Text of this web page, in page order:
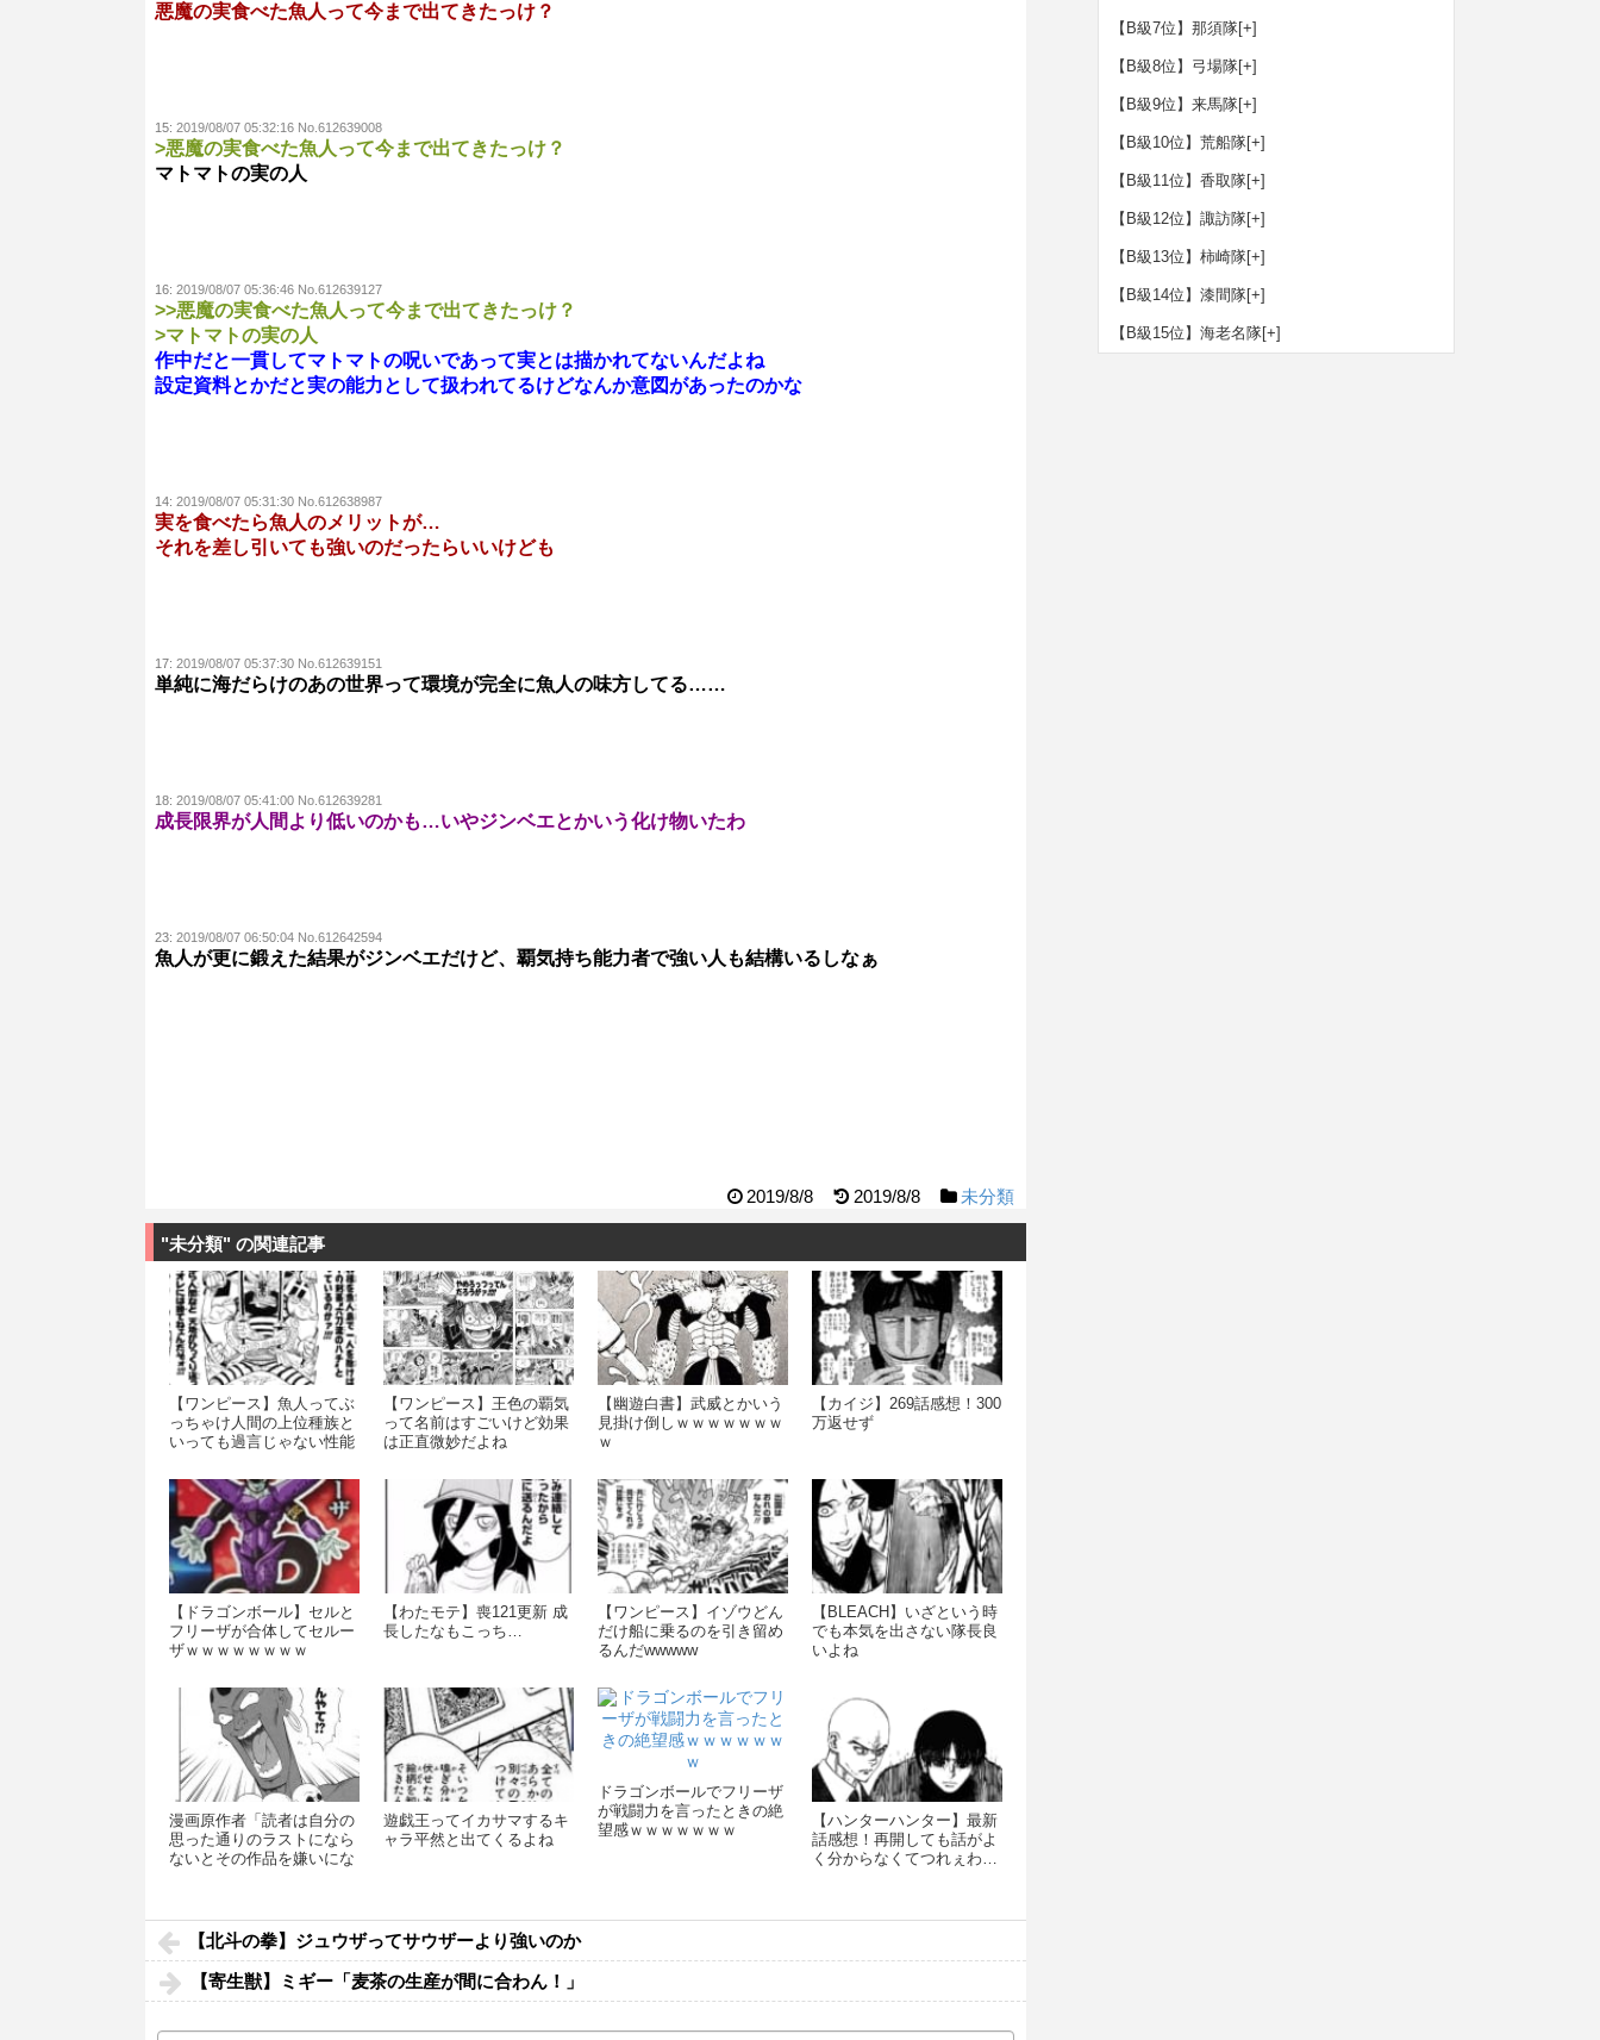
悪魔の実食べた魚人って今まで出てきたっけ？
15: 2019/08/07 05:32:16 No.612639008
>悪魔の実食べた魚人って今まで出てきたっけ？
マトマトの実の人
16: 2019/08/07 05:36:46 No.612639127
>>悪魔の実食べた魚人って今まで出てきたっけ？
>マトマトの実の人
作中だと一貫してマトマトの呪いであって実とは描かれてないんだよね
設定資料とかだと実の能力として扱われてるけどなんか意図があったのかな
14: 2019/08/07 05:31:30 No.612638987
実を食べたら魚人のメリットが…
それを差し引いても強いのだったらいいけども
17: 2019/08/07 05:37:30 No.612639151
単純に海だらけのあの世界って環境が完全に魚人の味方してる……
18: 2019/08/07 05:41:00 No.612639281
成長限界が人間より低いのかも…いやジンベエとかいう化け物いたわ
23: 2019/08/07 06:50:04 No.612642594
魚人が更に鍛えた結果がジンベエだけど、覇気持ち能力者で強い人も結構いるしなぁ
2019/8/8 2019/8/8 未分類
"未分類" の関連記事
【ワンピース】魚人ってぶ
っちゃけ人間の上位種族と
いっても過言じゃない性能
【ワンピース】王色の覇気
って名前はすごいけど効果
は正直微妙だよね
【幽遊白書】武威とかいう
見掛け倒しｗｗｗｗｗｗｗ
ｗ
【カイジ】269話感想！300
万返せず
【ドラゴンボール】セルと
フリーザが合体してセルー
ザｗｗｗｗｗｗｗｗ
【わたモテ】喪121更新 成
長したなもこっち…
【ワンピース】イゾウどん
だけ船に乗るのを引き留め
るんだwwwww
【BLEACH】いざという時
でも本気を出さない隊長良
いよね
漫画原作者「読者は自分の
思った通りのラストになら
ないとその作品を嫌いにな
遊戯王ってイカサマするキ
ャラ平然と出てくるよね
ドラゴンボールでフリーザ
が戦闘力を言ったときの絶
望感ｗｗｗｗｗｗｗ
【ハンターハンター】最新
話感想！再開しても話がよ
く分からなくてつれぇわ…
【北斗の拳】ジュウザってサウザーより強いのか
【寄生獣】ミギー「麦茶の生産が間に合わん！」
【B級7位】那須隊[+]
【B級8位】弓場隊[+]
【B級9位】来馬隊[+]
【B級10位】荒船隊[+]
【B級11位】香取隊[+]
【B級12位】諏訪隊[+]
【B級13位】柿崎隊[+]
【B級14位】漆間隊[+]
【B級15位】海老名隊[+]